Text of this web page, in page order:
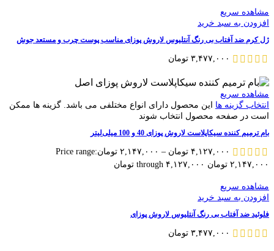
مشاهده سریع
افزودن به سبد خرید
ژل کرم ضد آفتاب بی رنگ آنتلیوس لاروش پوزای مناسب پوست چرب و مستعد جوش
۳,۴۷۷,۰۰۰ تومان
مشاهده سریع
انتخاب گزینه ها
این محصول دارای انواع مختلفی می باشد. گزینه ها ممکن
است در صفحه محصول انتخاب شوند
بام ترمیم کننده سیکاپلاست لاروش پوزای 40 و 100 میلی‌لیتر
۴,۱۲۷,۰۰۰ تومان – ۲,۱۴۷,۰۰۰ تومانPrice range:
۲,۱۴۷,۰۰۰ تومان through ۴,۱۲۷,۰۰۰ تومان
مشاهده سریع
افزودن به سبد خرید
فلوئید ضد آفتاب بی رنگ آنتلیوس لاروش پوزای
۳,۴۷۷,۰۰۰ تومان